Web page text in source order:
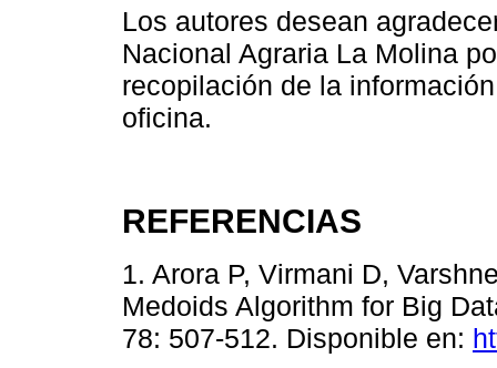
Los autores desean
Nacional Agraria La Molina
recopilación de la
oficina.
REFERENCIAS
1. Arora P, Virmani D,
Medoids Algorithm for Big
78: 507-512. Disponible en: